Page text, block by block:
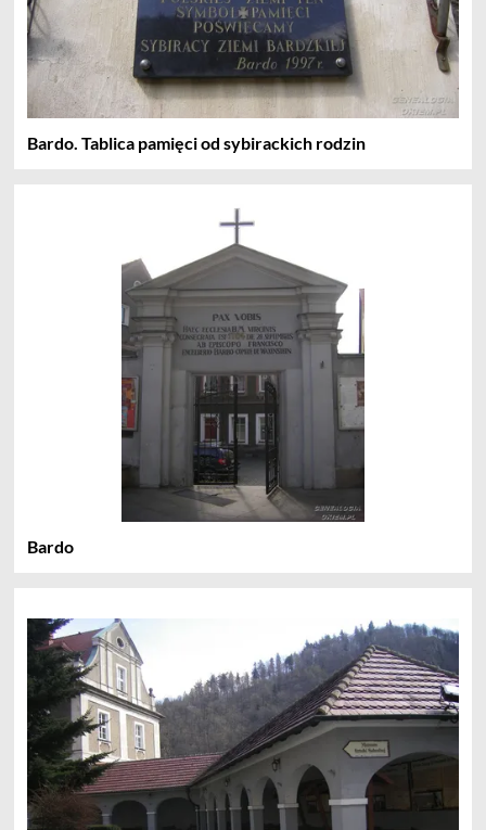
Bardo. Tablica pamięci od sybirackich rodzin
Bardo